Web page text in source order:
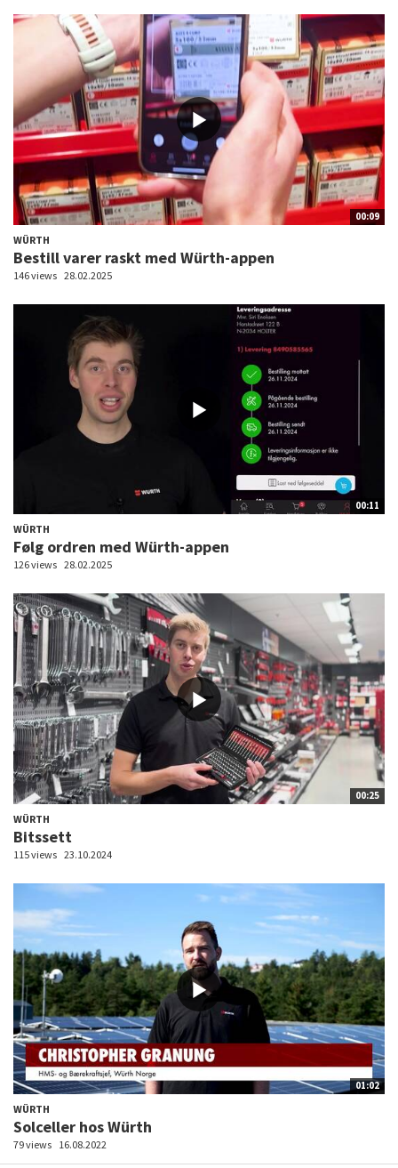
00:09
WÜRTH
Bestill varer raskt med Würth-appen
146 views 28.02.2025
00:11
WÜRTH
Følg ordren med Würth-appen
126 views 28.02.2025
00:25
WÜRTH
Bitssett
115 views 23.10.2024
01:02
WÜRTH
Solceller hos Würth
79 views 16.08.2022